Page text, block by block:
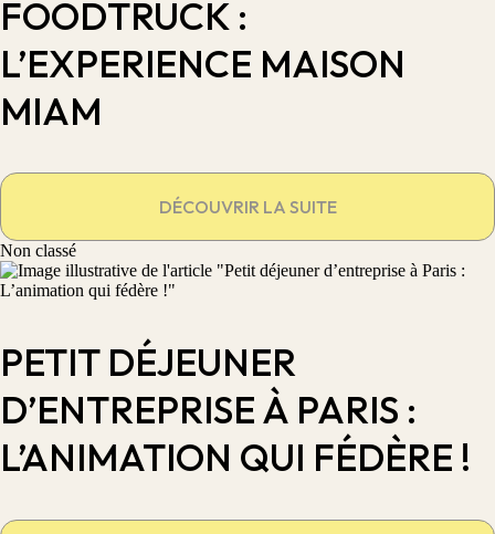
FOODTRUCK :
L’EXPERIENCE MAISON
MIAM
DÉCOUVRIR LA SUITE
Non classé
PETIT DÉJEUNER
D’ENTREPRISE À PARIS :
L’ANIMATION QUI FÉDÈRE !